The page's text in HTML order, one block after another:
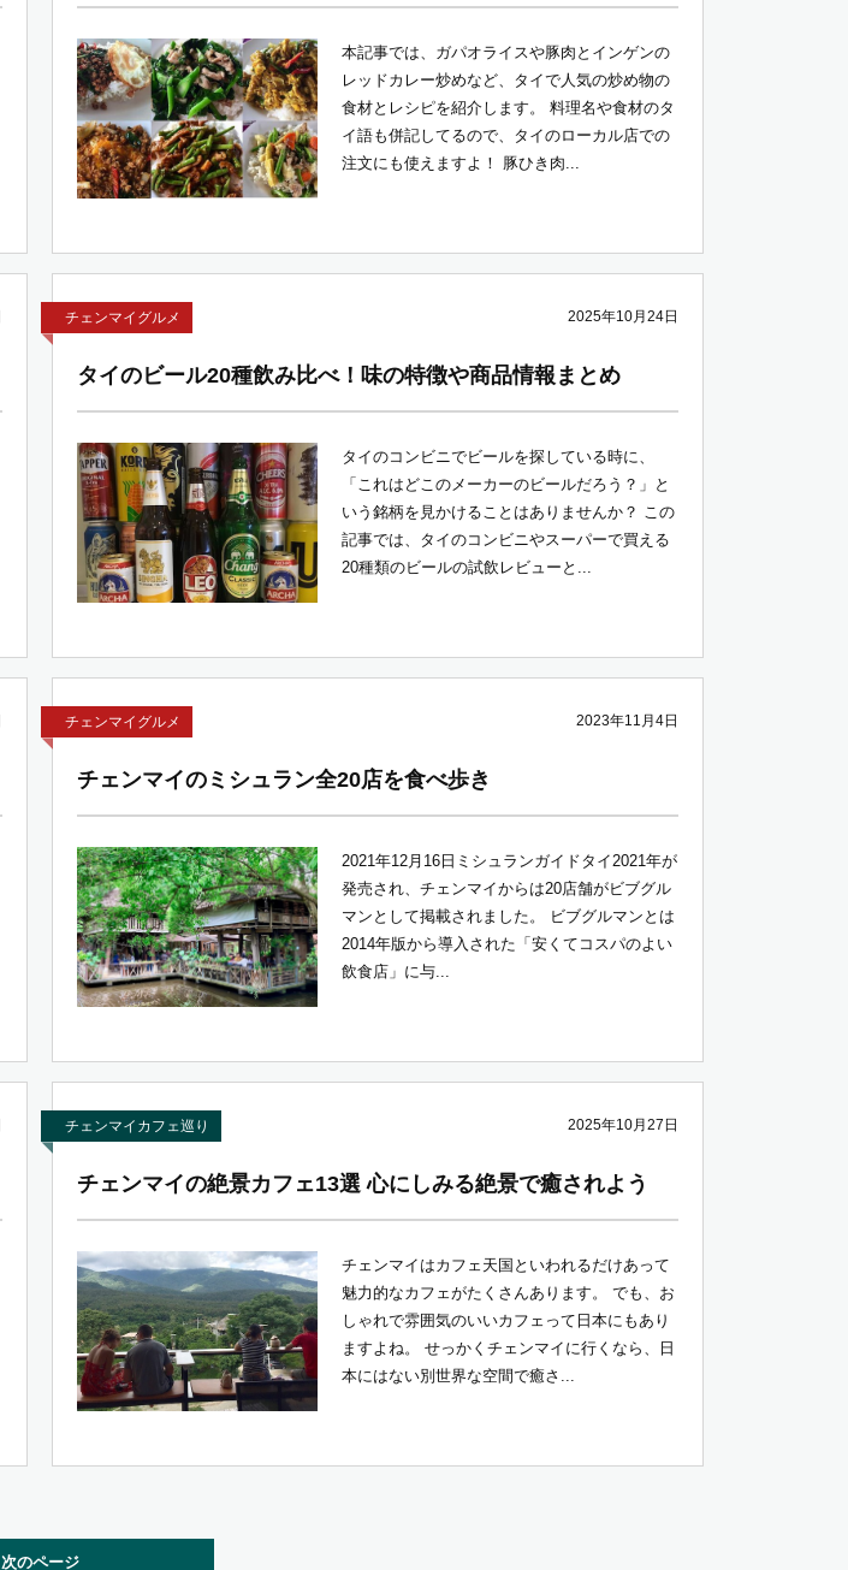
本記事では、ガパオライスや豚肉とインゲンの
レッドカレー炒めなど、タイで人気の炒め物の
食材とレシピを紹介します。 料理名や食材のタ
イ語も併記してるので、タイのローカル店での
注文にも使えますよ！ 豚ひき肉...
チェンマイグルメ 2025年10月24日
タイのビール20種飲み比べ！味の特徴や商品情報まとめ
タイのコンビニでビールを探している時に、
「これはどこのメーカーのビールだろう？」と
いう銘柄を見かけることはありませんか？ この
記事では、タイのコンビニやスーパーで買える
20種類のビールの試飲レビューと...
チェンマイグルメ 2023年11月4日
チェンマイのミシュラン全20店を食べ歩き
2021年12月16日ミシュランガイドタイ2021年が
発売され、チェンマイからは20店舗がビブグル
マンとして掲載されました。 ビブグルマンとは
2014年版から導入された「安くてコスパのよい
飲食店」に与...
チェンマイカフェ巡り 2025年10月27日
チェンマイの絶景カフェ13選 心にしみる絶景で癒されよう
チェンマイはカフェ天国といわれるだけあって
魅力的なカフェがたくさんあります。 でも、お
しゃれで雰囲気のいいカフェって日本にもあり
ますよね。 せっかくチェンマイに行くなら、日
本にはない別世界な空間で癒さ...
次のページ